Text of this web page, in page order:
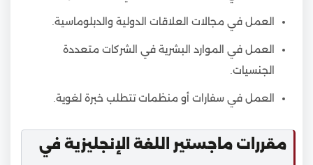
العمل في مجالات العلاقات الدولية والدبلوماسية.
العمل في الموارد البشرية في الشركات متعددة
الجنسيات.
العمل في سفارات أو منظمات تتطلب خبرة لغوية.
مقررات ماجستير اللغة الإنجليزية في